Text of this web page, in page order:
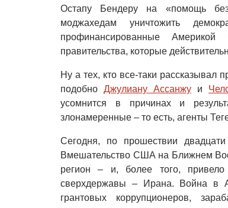
Остапу Бендеру на «помощь
моджахедам уничтожить
профинансированные Америкой
правительства, которые
Ну а тех, кто все-таки рассказывал
подобно Джулиану Ассанжу и
усомнится в причинах и
злонамеренные – то есть, агенты
Сегодня, по прошествии
Вмешательство США на Ближнем
регион – и, более того,
сверхдержавы – Ирана. Война в
грантовых коррупционеров,